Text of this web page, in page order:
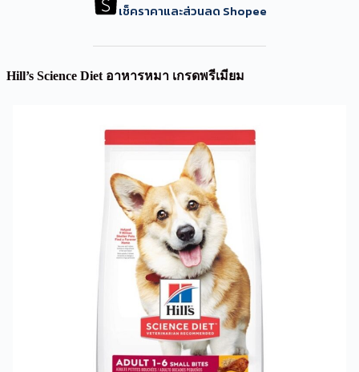
เช็คราคาและส่วนลด Shopee
Hill’s Science Diet อาหารหมา เกรดพรีเมียม